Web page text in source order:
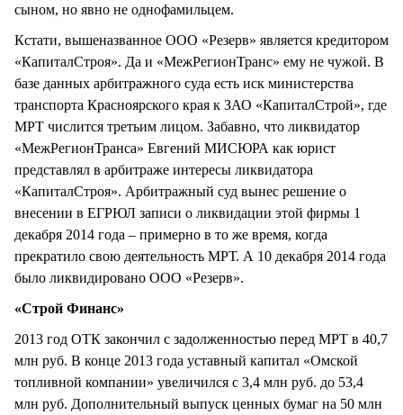
сыном, но явно не однофамильцем.
Кстати, вышеназванное ООО «Резерв» является кредитором
«КапиталСтроя». Да и «МежРегионТранс» ему не чужой. В
базе данных арбитражного суда есть иск министерства
транспорта Красноярского края к ЗАО «КапиталСтрой», где
МРТ числится третьим лицом. Забавно, что ликвидатор
«МежРегионТранса» Евгений МИСЮРА как юрист
представлял в арбитраже интересы ликвидатора
«КапиталСтроя». Арбитражный суд вынес решение о
внесении в ЕГРЮЛ записи о ликвидации этой фирмы 1
декабря 2014 года – примерно в то же время, когда
прекратило свою деятельность МРТ. А 10 декабря 2014 года
было ликвидировано ООО «Резерв».
«Строй Финанс»
2013 год ОТК закончил с задолженностью перед МРТ в 40,7
млн руб. В конце 2013 года уставный капитал «Омской
топливной компании» увеличился с 3,4 млн руб. до 53,4
млн руб. Дополнительный выпуск ценных бумаг на 50 млн